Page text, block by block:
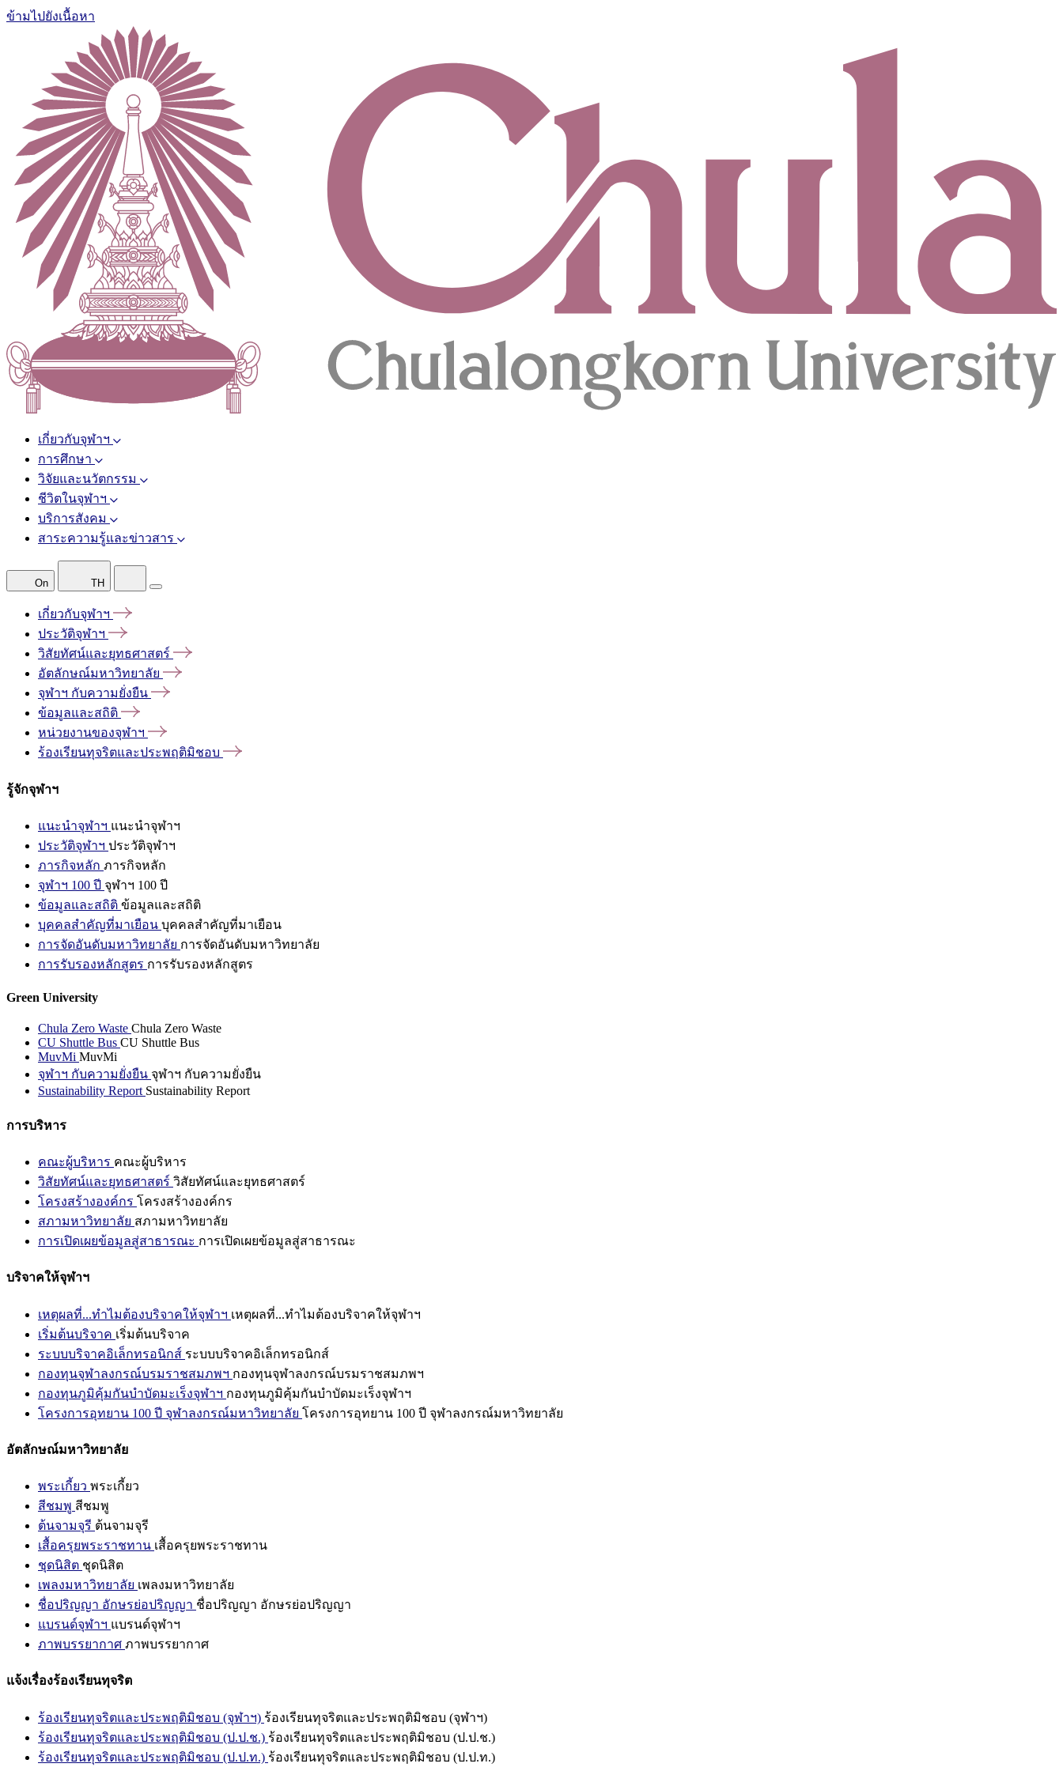
ข้ามไปยังเนื้อหา
เกี่ยวกับจุฬาฯ
การศึกษา
วิจัยและนวัตกรรม
ชีวิตในจุฬาฯ
บริการสังคม
สาระความรู้และข่าวสาร
On TH
เกี่ยวกับจุฬาฯ
ประวัติจุฬาฯ
วิสัยทัศน์และยุทธศาสตร์
อัตลักษณ์มหาวิทยาลัย
จุฬาฯ กับความยั่งยืน
ข้อมูลและสถิติ
หน่วยงานของจุฬาฯ
ร้องเรียนทุจริตและประพฤติมิชอบ
รู้จักจุฬาฯ
แนะนำจุฬาฯ แนะนำจุฬาฯ
ประวัติจุฬาฯ ประวัติจุฬาฯ
ภารกิจหลัก ภารกิจหลัก
จุฬาฯ 100 ปี จุฬาฯ 100 ปี
ข้อมูลและสถิติ ข้อมูลและสถิติ
บุคคลสำคัญที่มาเยือน บุคคลสำคัญที่มาเยือน
การจัดอันดับมหาวิทยาลัย การจัดอันดับมหาวิทยาลัย
การรับรองหลักสูตร การรับรองหลักสูตร
Green University
Chula Zero Waste Chula Zero Waste
CU Shuttle Bus CU Shuttle Bus
MuvMi MuvMi
จุฬาฯ กับความยั่งยืน จุฬาฯ กับความยั่งยืน
Sustainability Report Sustainability Report
การบริหาร
คณะผู้บริหาร คณะผู้บริหาร
วิสัยทัศน์และยุทธศาสตร์ วิสัยทัศน์และยุทธศาสตร์
โครงสร้างองค์กร โครงสร้างองค์กร
สภามหาวิทยาลัย สภามหาวิทยาลัย
การเปิดเผยข้อมูลสู่สาธารณะ การเปิดเผยข้อมูลสู่สาธารณะ
บริจาคให้จุฬาฯ
เหตุผลที่...ทำไมต้องบริจาคให้จุฬาฯ เหตุผลที่...ทำไมต้องบริจาคให้จุฬาฯ
เริ่มต้นบริจาค เริ่มต้นบริจาค
ระบบบริจาคอิเล็กทรอนิกส์ ระบบบริจาคอิเล็กทรอนิกส์
กองทุนจุฬาลงกรณ์บรมราชสมภพฯ กองทุนจุฬาลงกรณ์บรมราชสมภพฯ
กองทุนภูมิคุ้มกันบำบัดมะเร็งจุฬาฯ กองทุนภูมิคุ้มกันบำบัดมะเร็งจุฬาฯ
โครงการอุทยาน 100 ปี จุฬาลงกรณ์มหาวิทยาลัย โครงการอุทยาน 100 ปี จุฬาลงกรณ์มหาวิทยาลัย
อัตลักษณ์มหาวิทยาลัย
พระเกี้ยว พระเกี้ยว
สีชมพู สีชมพู
ต้นจามจุรี ต้นจามจุรี
เสื้อครุยพระราชทาน เสื้อครุยพระราชทาน
ชุดนิสิต ชุดนิสิต
เพลงมหาวิทยาลัย เพลงมหาวิทยาลัย
ชื่อปริญญา อักษรย่อปริญญา ชื่อปริญญา อักษรย่อปริญญา
แบรนด์จุฬาฯ แบรนด์จุฬาฯ
ภาพบรรยากาศ ภาพบรรยากาศ
แจ้งเรื่องร้องเรียนทุจริต
ร้องเรียนทุจริตและประพฤติมิชอบ (จุฬาฯ) ร้องเรียนทุจริตและประพฤติมิชอบ (จุฬาฯ)
ร้องเรียนทุจริตและประพฤติมิชอบ (ป.ป.ช.) ร้องเรียนทุจริตและประพฤติมิชอบ (ป.ป.ช.)
ร้องเรียนทุจริตและประพฤติมิชอบ (ป.ป.ท.) ร้องเรียนทุจริตและประพฤติมิชอบ (ป.ป.ท.)